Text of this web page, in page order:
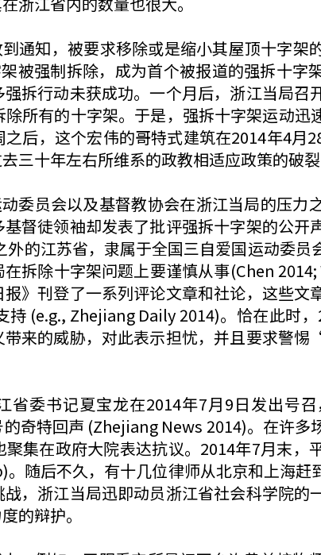
知，被要求移除或是缩小其屋顶十字架
被强制拆除，成为首个被报道的强拆十字
拆行动未获成功。一个月后，浙江当局召
所有的十字架。于是，强拆十字架运动迅
后，这个宏伟的哥特式建筑在2014年4月
三十年左右所维系的政教相适应政策的破裂
员会以及基督教协会在浙江当局的压力
徒领袖却发表了批评强拆十字架的公开
的江苏省，隶属于全国三自爱国运动委
拆除十字架问题上要谨慎从事(Chen
》刊登了一系列评论文章和社论，这些文
(e.g., Zhejiang Daily 2014)。恰在此时
来的威胁，对此表示担忧，并且要求警
委书记夏宝龙在2014年7月9日发出
特回声 (Zhejiang News 2014)。在许多
集在政府大院表达抗议。2014年7月末
随后不久，有十几位律师从北京和上海赶
，浙江当局迅即动员浙江省社会科学院
的辩护。